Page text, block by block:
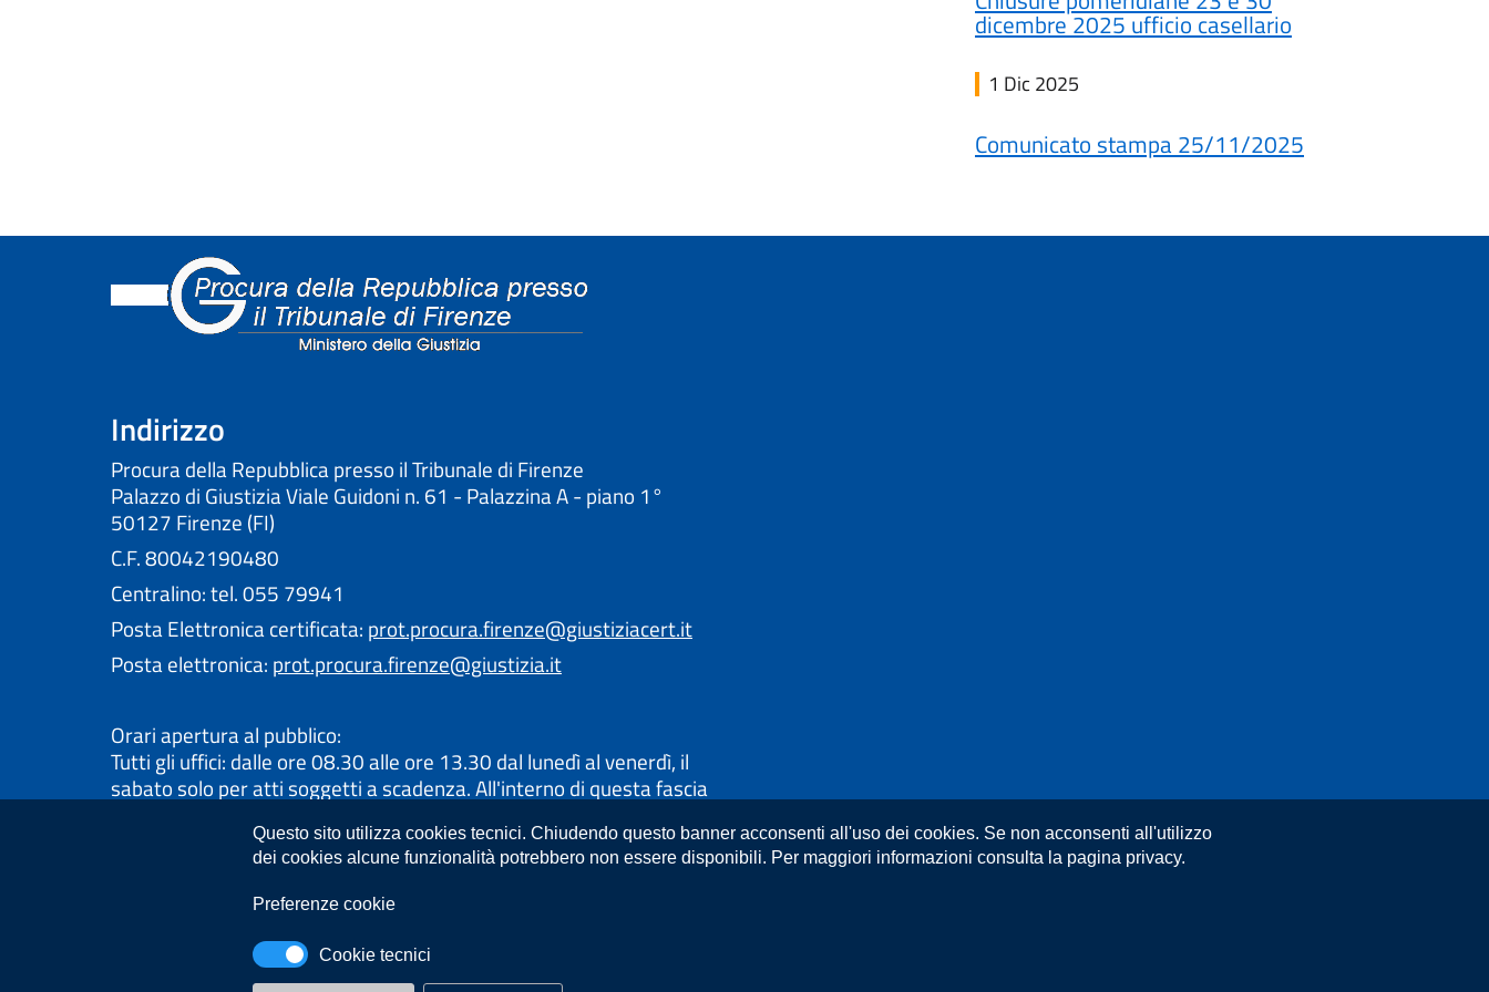
dicembre 2025 ufficio casellario
1 Dic 2025
Comunicato stampa 25/11/2025
Indirizzo
Procura della Repubblica presso il Tribunale di Firenze
Palazzo di Giustizia Viale Guidoni n. 61 - Palazzina A - piano 1°
50127 Firenze (FI)
C.F. 80042190480
Centralino: tel. 055 79941
Posta Elettronica certificata: prot.procura.firenze@giustiziacert.it
Posta elettronica: prot.procura.firenze@giustizia.it
Orari apertura al pubblico:
Tutti gli uffici: dalle ore 08.30 alle ore 13.30 dal lunedì al venerdì, il
sabato solo per atti soggetti a scadenza. All'interno di questa fascia
consultare la pagina dedicata al servizio che si necessita e prenotare
un appuntamento
Ufficio del Casellario: dalle ore 08.00 alle ore 13.30 dal lunedì al
Questo sito utilizza cookies tecnici. Chiudendo questo banner acconsenti all'uso dei cookies. Se non acconsenti all'utilizzo
dei cookies alcune funzionalità potrebbero non essere disponibili. Per maggiori informazioni consulta la pagina privacy.
Preferenze cookie
Cookie tecnici